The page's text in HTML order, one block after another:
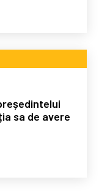
sa de avere